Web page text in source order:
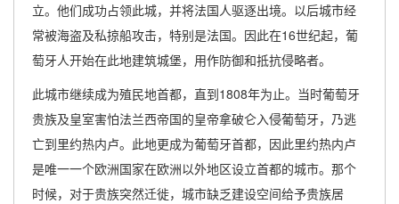
立。他们成功占领此城，并将法国人驱逐出境。以后城市经
常被海盗及私掠船攻击，特别是法国。因此在16世纪起，葡
萄牙人开始在此地建筑城堡，用作防御和抵抗侵略者。
此城市继续成为殖民地首都，直到1808年为止。当时葡萄牙
贵族及皇室害怕法兰西帝国的皇帝拿破仑入侵葡萄牙，乃逃
亡到里约热内卢。此地更成为葡萄牙首都，因此里约热内卢
是唯一一个欧洲国家在欧洲以外地区设立首都的城市。那个
时候，对于贵族突然迁徙，城市缺乏建设空间给予贵族居